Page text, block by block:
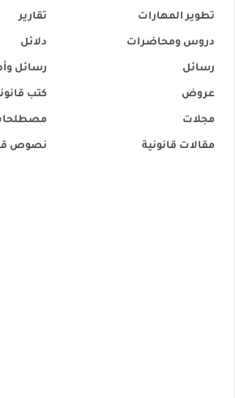
تطوير المهارات تقارير
دروس ومحاضرات دلائل
رسائل رسائل
عروض كتب
مجلات
مقالات قانونية نصوص